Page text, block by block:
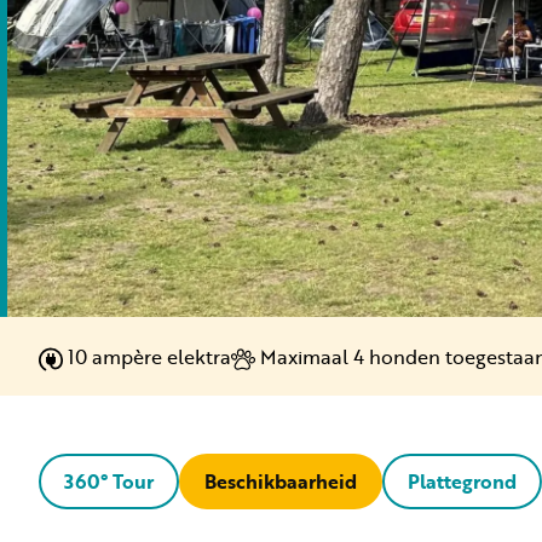
Je
Chill,
Stap
Krijg
10 ampère elektra Maximaal 4 honden
360° Tour Beschikbaarheid Plattegrond